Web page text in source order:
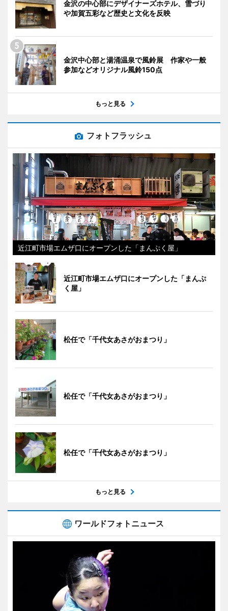
金沢の中心部にデザイナーズホテル、雪づり
や加賀五彩など歴史と文化を反映
金沢中心部と湯涌温泉で風鈴展 作家や一般
参加などオリジナル風鈴150点
もっと見る
フォトフラッシュ
近江町市場エムザ口にオープンした「まんぷく屋」
近江町市場エムザ口にオープンした「まんぷ
く屋」
松任で「千代女あさがおまつり」
松任で「千代女あさがおまつり」
松任で「千代女あさがおまつり」
もっと見る
ワールドフォトニュース